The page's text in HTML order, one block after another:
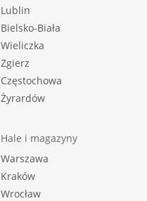
Lublin
Bielsko-Biała
Wieliczka
Zgierz
Częstochowa
Żyrardów
Hale i magazyny
Warszawa
Kraków
Wrocław